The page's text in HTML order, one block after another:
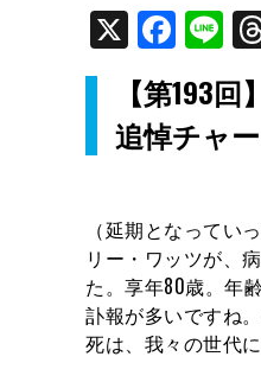
X
【第193回】
追悼チャ
（延期となってい
リー・ワッツが、
た。享年80歳。年
訃報が多いですね
死は、我々の世代